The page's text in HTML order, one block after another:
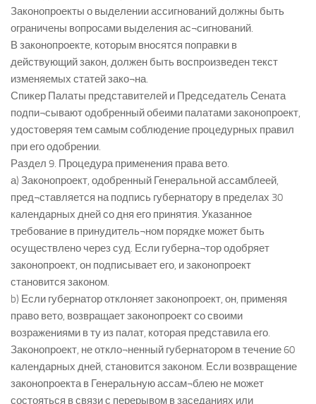
Законопроекты о выделении ассигнований должны быть
ограничены вопросами выделения ас¬сигнований.
В законопроекте, которым вносятся поправки в
действующий закон, должен быть воспроизведен текст
изменяемых статей зако¬на.
Спикер Палаты представителей и Председатель Сената
подпи¬сывают одобренный обеими палатами законопроект,
удостоверяя тем самым соблюдение процедурных правил
при его одобрении.
Раздел 9. Процедура применения права вето.
а) Законопроект, одобренный Генеральной ассамблеей,
пред¬ставляется на подпись губернатору в пределах 30
календарных дней со дня его принятия. Указанное
требование в принудитель¬ном порядке может быть
осуществлено через суд. Если губерна¬тор одобряет
законопроект, он подписывает его, и законопроект
становится законом.
b) Если губернатор отклоняет законопроект, он, применяя
право вето, возвращает законопроект со своими
возражениями в ту из палат, которая представила его.
Законопроект, не откло¬ненный губернатором в течение 60
календарных дней, становится законом. Если возвращение
законопроекта в Генеральную ассам¬блею не может
состояться в связи с перерывом в заседаниях или